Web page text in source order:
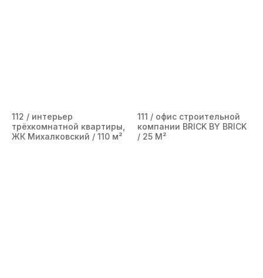
112 / интерьер
трёхкомнатной квартиры,
ЖК Михалковский / 110 м²
111 / офис строительной
компании BRICK BY BRICK
/ 25 М²